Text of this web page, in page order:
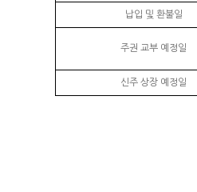
납입 및 환불일
주권 교부 예정일
신주 상장 예정일